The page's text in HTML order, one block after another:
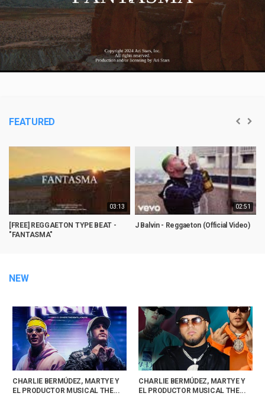
Play
Video
FEATURED
03:13
[FREE] REGGAETON TYPE BEAT -
"FANTASMA"
02:51
J Balvin - Reggaeton (Official Video)
NEW
CHARLIE BERMÚDEZ, MARTYE Y
EL PRODUCTOR MUSICAL THE...
CHARLIE BERMÚDEZ, MARTYE Y
EL PRODUCTOR MUSICAL THE...